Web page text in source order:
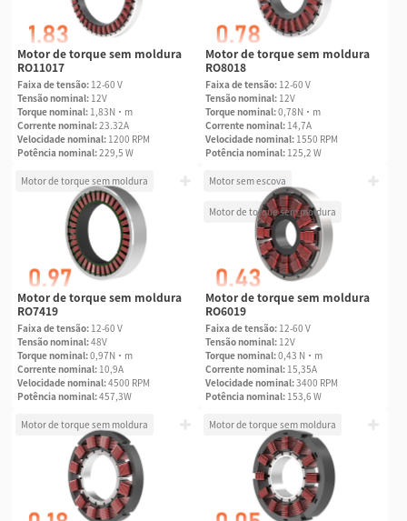
Motor de torque sem moldura
RO11017
Faixa de tensão: 12-60 V
Tensão nominal: 12V
Torque nominal: 1,83N·m
Corrente nominal:23.32A
Velocidade nominal: 1200 RPM
Potência nominal:229,5 W
Motor de torque sem moldura
RO8018
Faixa de tensão: 12-60 V
Tensão nominal: 12V
Torque nominal:0,78N·m
Corrente nominal: 14,7A
Velocidade nominal: 1550 RPM
Potência nominal: 125,2 W
Motor de torque sem moldura
Motor de torque sem moldura
RO7419
Faixa de tensão: 12-60 V
Tensão nominal:48V
Torque nominal:0,97N·m
Corrente nominal: 10,9A
Velocidade nominal:4500 RPM
Potência nominal:457,3W
Motor sem escova
Motor de torque sem moldura
Motor de torque sem moldura
RO6019
Faixa de tensão: 12-60 V
Tensão nominal: 12V
Torque nominal:0,43 N·m
Corrente nominal: 15,35A
Velocidade nominal:3400 RPM
Potência nominal: 153,6 W
Motor de torque sem moldura Motor de torque sem moldura